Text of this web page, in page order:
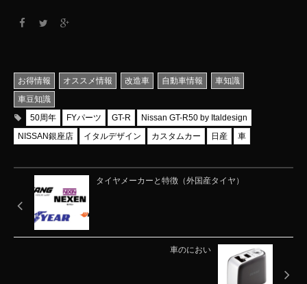
お得情報 オススメ情報 改造車 自動車情報
車知識
車豆知識
50周年
FYパーツ GT-R
Nissan GT-R50 by Italdesign
NISSAN銀座店
イタルデザイン カスタムカー 日産 車
タイヤメーカーと特徴（外国産タイヤ）
車のにおい